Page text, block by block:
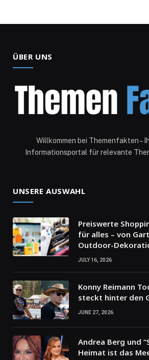
ÜBER UNS
Willkommen bei Themenfakten –
Informationsportal für relevante
UNSERE AUSWAHL
Preiswerte
für alles – von
Outdoor-
JULY 16, 2026
Konny Reimann
steckt hinter den
JUNE 27, 2026
Andrea Berg und
Heimat ist das